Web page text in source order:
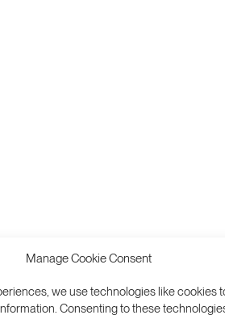
Manage Cookie Consent
we use technologies like cookies
Consenting to these